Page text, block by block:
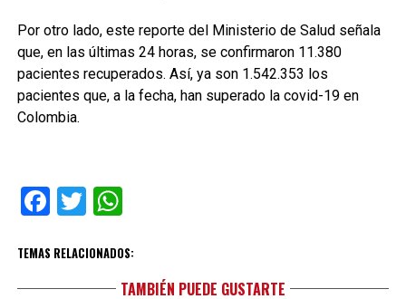
Por otro lado, este reporte del Ministerio de Salud señala
que, en las últimas 24 horas, se confirmaron 11.380
pacientes recuperados. Así, ya son 1.542.353 los
pacientes que, a la fecha, han superado la covid-19 en
Colombia.
Facebook
TwitterWhatsApp
TEMAS RELACIONADOS:
TAMBIÉN PUEDE GUSTARTE